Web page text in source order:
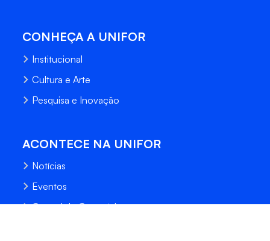
CONHEÇA A UNIFOR
Institucional
Cultura e Arte
Pesquisa e Inovação
ACONTECE NA UNIFOR
Notícias
Eventos
Central de Conteúdo